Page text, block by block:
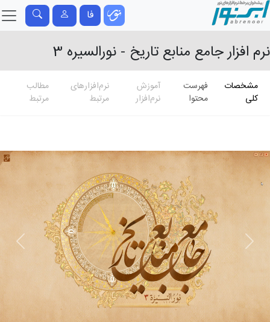
فا
نرم افزار جامع منابع تاریخ - نورالسیره 3
مشخصات
کلی
فهرست
محتوا
آموزش
نرم‌افزار
نرم‌افزارهای
مرتبط
مطالب
مرتبط